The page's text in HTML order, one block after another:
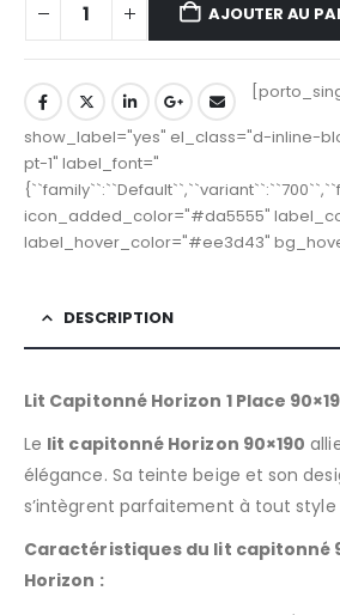
AJOUTER AU
show_label="yes" el_class="d-inline-
pt-1" label_font="
icon_added_color="#da5555"
label_hover_color="#ee3d43"
DESCRIPTION
Lit Capitonné Horizon 1 Place
Le lit capitonné Horizon 90×190
élégance. Sa teinte beige et son
s’intègrent parfaitement à tout
Caractéristiques du lit capitonné
Horizon :